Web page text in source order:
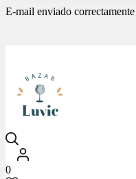
E-mail enviado correctamente
Luvic
0